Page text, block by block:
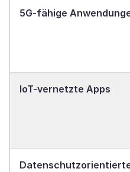
5G-fähige
IoT-vernetzte Apps